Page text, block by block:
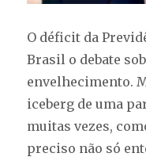
O déficit da
Brasil o debate
envelhecimento.
iceberg de uma
muitas vezes,
preciso não só